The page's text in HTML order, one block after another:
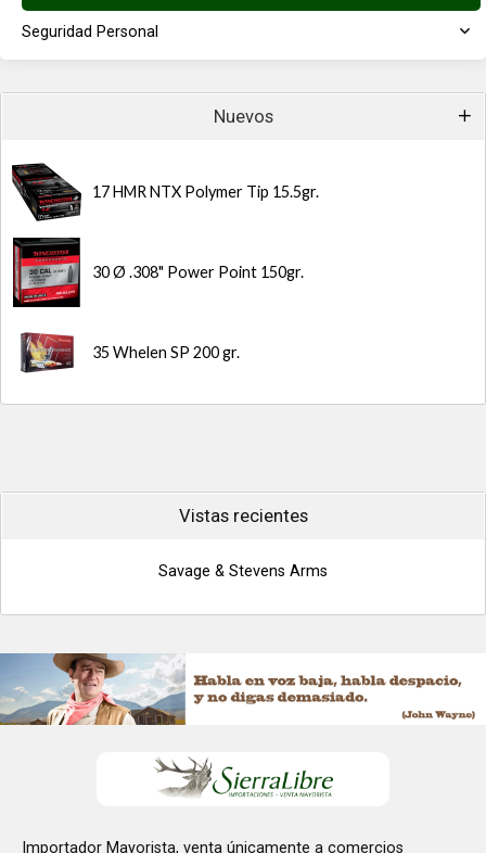
Seguridad Personal
Nuevos
17 HMR NTX Polymer Tip 15.5gr.
30 Ø .308" Power Point 150gr.
35 Whelen SP 200 gr.
Vistas recientes
Savage & Stevens Arms
Importador Mayorista, venta únicamente a comercios